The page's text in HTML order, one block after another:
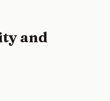
and